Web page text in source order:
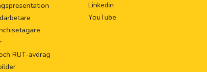
RUT-avdrag
Linkedin
YouTube